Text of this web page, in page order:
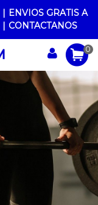
| ENVIOS GRATIS A
| CONTACTANOS
0